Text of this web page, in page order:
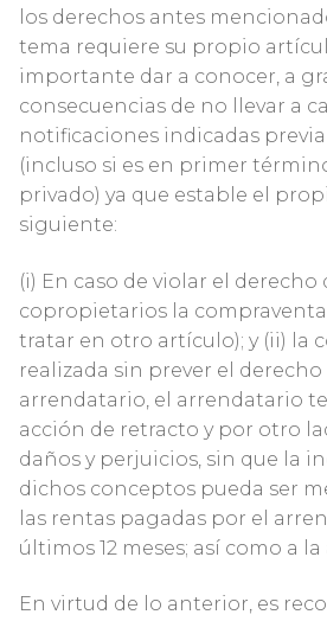
los derechos antes
tema requiere su propio
importante dar a conocer, a
consecuencias de no llevar a
notificaciones indicadas
(incluso si es en primer
privado) ya que estable el
siguiente:
(i) En caso de violar el
copropietarios la compraventa
tratar en otro artículo); y (ii) la
realizada sin prever el
arrendatario, el arrendatario
acción de retracto y por otro
daños y perjuicios, sin que la
dichos conceptos pueda ser
las rentas pagadas por el
últimos 12 meses; así como a
En virtud de lo anterior, es